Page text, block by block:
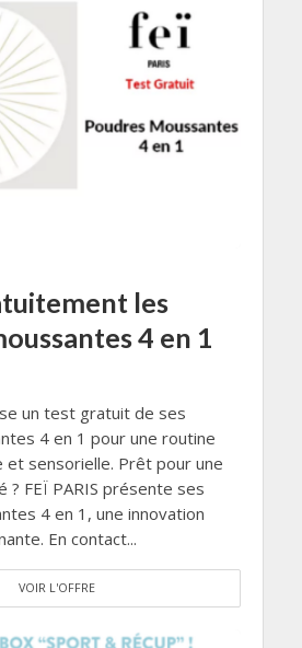
les
4 en 1
un test gratuit de ses
4 en 1 pour une routine
sensorielle. Prêt pour une
? FEÏ PARIS présente ses
4 en 1, une innovation
En contact...
VOIR L'OFFRE